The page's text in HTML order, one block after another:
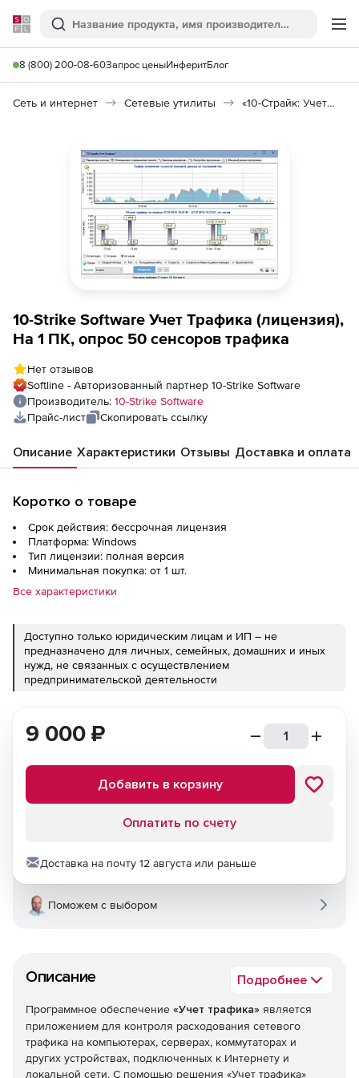
Softline
Поиск
8 (800) 200-08-60Запрос ценыИнферитБлог
Сеть и интернет Сетевые утилиты «10-Страйк: Учет Трафика»
10-Strike Software Учет Трафика (лицензия),
На 1 ПК, опрос 50 сенсоров трафика
Нет отзывов
Softline - Авторизованный партнер 10-Strike Software
Производитель: 10-Strike Software
Прайс-лист
Скопировать ссылку
Описание Характеристики Отзывы Доставка и оплата
Коротко о товаре
Срок действия: бессрочная лицензия
Платформа: Windows
Тип лицензии: полная версия
Минимальная покупка: от 1 шт.
Все характеристики
Доступно только юридическим лицам и ИП – не
предназначено для личных, семейных, домашних и иных
нужд, не связанных с осуществлением
предпринимательской деятельности
Описание Подробнее
Программное обеспечение «Учет трафика» является
приложением для контроля расходования сетевого
трафика на компьютерах, серверах, коммутаторах и
других устройствах, подключенных к Интернету и
локальной сети. С помощью решения «Учет трафика»
9 000 ₽
Добавить в корзину
Оплатить по счету
Доставка на почту 12 августа или раньше
Поможем с выбором